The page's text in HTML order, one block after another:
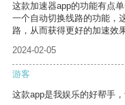
这款加速器app的功能有点
一个自动切换线路的功能，
路，从而获得更好的加速效果
2024-02-05
游客
这款app是我娱乐的好帮手